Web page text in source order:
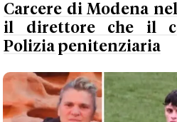
Carcere di Modena
il direttore che il
Polizia penitenziaria